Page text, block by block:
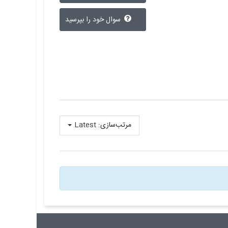
سوال خود را بپرسید
مرتب‌سازی: Latest